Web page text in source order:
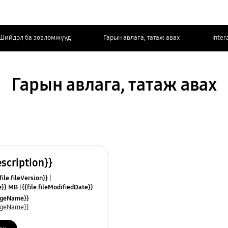
ба зөвлөмжүүд Гарын авлага, татаж авах
Гарын авлага, татаж авах
MB {{file.fileModifiedDate}}